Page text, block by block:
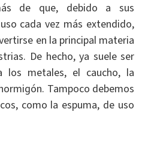
de que, debido a sus
cada vez más extendido,
en la principal materia
De hecho, ya suele ser
los metales, el caucho, la
Tampoco debemos
como la espuma, de uso